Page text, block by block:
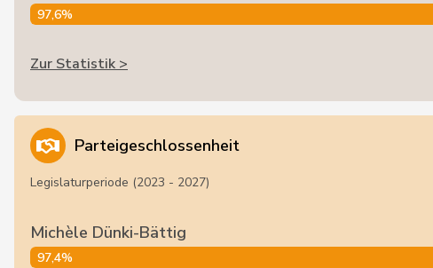
97,6%
Zur Statistik >
Parteigeschlossenheit
Legislaturperiode (2023 - 2027)
Michèle Dünki-Bättig
97,4%